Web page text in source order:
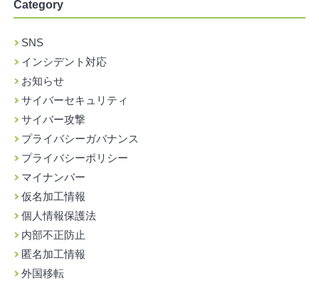
Category
SNS
インシデント対応
お知らせ
サイバーセキュリティ
サイバー攻撃
プライバシーガバナンス
プライバシーポリシー
マイナンバー
仮名加工情報
個人情報保護法
内部不正防止
匿名加工情報
外国移転